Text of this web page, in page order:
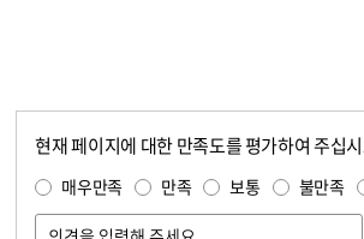
현재 페이지에 대한 만족도를 평가하여 주십
매우만족 만족 보통 불만족